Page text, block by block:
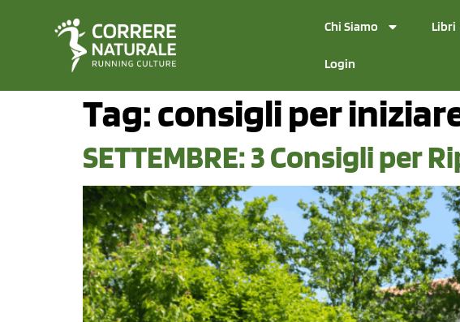
Chi Siamo Libri
Login
Tag:consigli per
SETTEMBRE: 3 Consigli per